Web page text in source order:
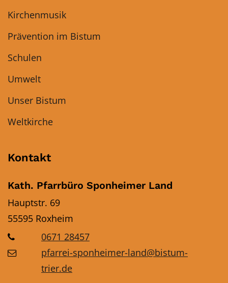
Kirchenmusik
Prävention im Bistum
Schulen
Umwelt
Unser Bistum
Weltkirche
Kontakt
Kath. Pfarrbüro Sponheimer Land
Hauptstr. 69
55595 Roxheim
0671 28457
pfarrei-sponheimer-land@bistum-
trier.de